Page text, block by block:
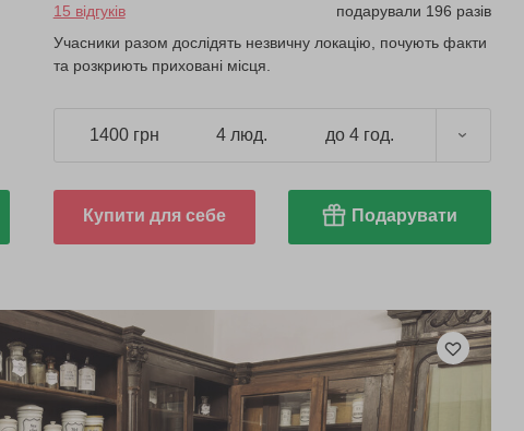
15 відгуків
подарували 196 разів
Учасники разом дослідять незвичну локацію, почують факти
та розкриють приховані місця.
1400 грн 4 люд. до 4 год.
Купити для себе Подарувати